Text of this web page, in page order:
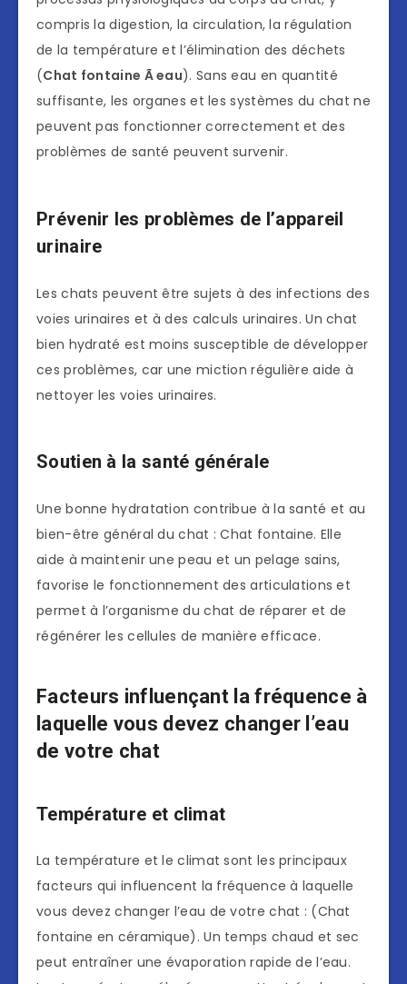
compris la digestion, la circulation, la régulation
de la température et l’élimination des déchets
(Chat fontaine Ã eau). Sans eau en quantité
suffisante, les organes et les systèmes du chat ne
peuvent pas fonctionner correctement et des
problèmes de santé peuvent survenir.
Prévenir les problèmes de l’appareil
urinaire
Les chats peuvent être sujets à des infections des
voies urinaires et à des calculs urinaires. Un chat
bien hydraté est moins susceptible de développer
ces problèmes, car une miction régulière aide à
nettoyer les voies urinaires.
Soutien à la santé générale
Une bonne hydratation contribue à la santé et au
bien-être général du chat : Chat fontaine. Elle
aide à maintenir une peau et un pelage sains,
favorise le fonctionnement des articulations et
permet à l’organisme du chat de réparer et de
régénérer les cellules de manière efficace.
Facteurs influençant la fréquence à
laquelle vous devez changer l’eau
de votre chat
Température et climat
La température et le climat sont les principaux
facteurs qui influencent la fréquence à laquelle
vous devez changer l’eau de votre chat : (Chat
fontaine en céramique). Un temps chaud et sec
peut entraîner une évaporation rapide de l’eau.